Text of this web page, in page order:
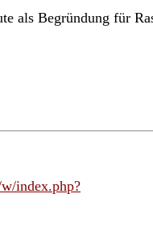
als Begründung für
index.php?